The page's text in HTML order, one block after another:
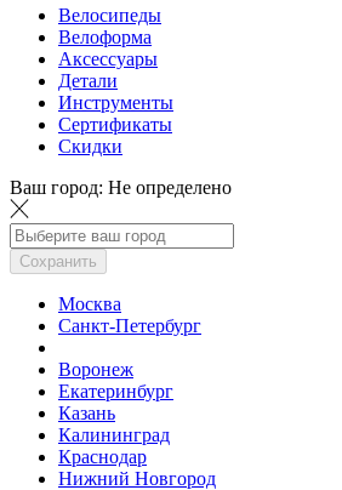
Велосипеды
Велоформа
Аксессуары
Детали
Инструменты
Сертификаты
Скидки
Ваш город: Не определено
Сохранить
Москва
Санкт-Петербург
Воронеж
Екатеринбург
Казань
Калининград
Краснодар
Нижний Новгород